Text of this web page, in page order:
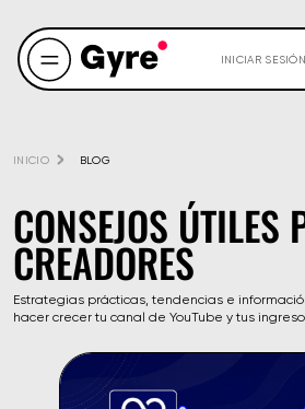
INICIAR SESIÓN
INICIO BLOG
CONSEJOS ÚTILES
CREADORES
Estrategias prácticas, tendencias e
hacer crecer tu canal de YouTube y tus